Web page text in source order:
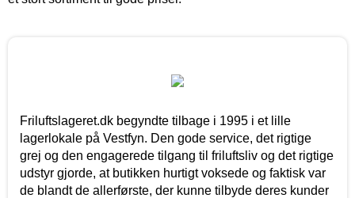
Friluftslageret.dk begyndte tilbage i 1995 i et lille
lagerlokale på Vestfyn. Den gode service, det rigtige
grej og den engagerede tilgang til friluftsliv og det rigtige
udstyr gjorde, at butikken hurtigt voksede og faktisk var
de blandt de allerførste, der kunne tilbyde deres kunder